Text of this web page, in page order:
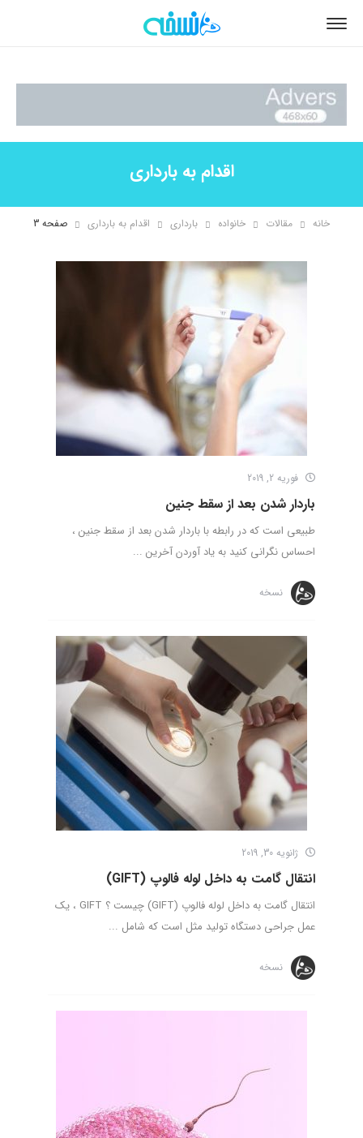
اقدام به بارداری
خانه مقالات خانواده بارداری اقدام به بارداری صفحه 3
فوریه 2, 2019
باردار شدن بعد از سقط جنین
طبیعی است که در رابطه با باردار شدن بعد از سقط جنین ،
احساس نگرانی کنید به یاد آوردن آخرین ...
نسخه
ژانویه 30, 2019
انتقال گامت به داخل لوله فالوپ (GIFT)
انتقال گامت به داخل لوله فالوپ (GIFT) چیست ؟ GIFT ، یک
عمل جراحی دستگاه تولید مثل است که شامل ...
نسخه